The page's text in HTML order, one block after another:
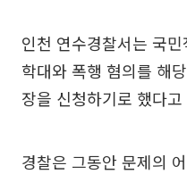
인천 연수경찰서는 국
학대와 폭행 혐의를 해
장을 신청하기로 했다
경찰은 그동안 문제의